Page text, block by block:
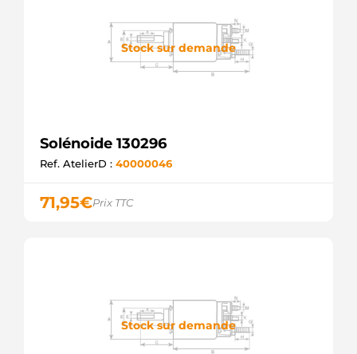
Stock sur demande
Solénoide 130296
Ref. AtelierD : 40000046
71,95€Prix TTC
Stock sur demande